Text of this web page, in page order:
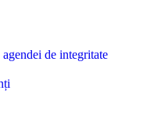
de integritate